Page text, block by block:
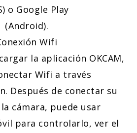
o Google Play
(Android).
Wifi
la aplicación OKCAM,
Wifi a través
Después de conectar su
cámara, puede usar
para controlarlo, ver el